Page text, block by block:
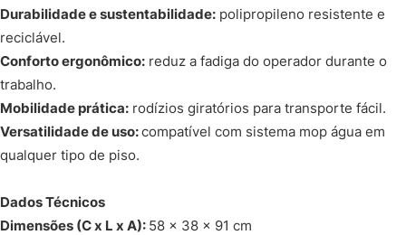
Durabilidade e sustentabilidade: polipropileno resistente e
reciclável.
Conforto ergonômico: reduz a fadiga do operador durante o
trabalho.
Mobilidade prática: rodízios giratórios para transporte fácil.
Versatilidade de uso:compatível com sistema mop água em
qualquer tipo de piso.
Dados Técnicos
Dimensões (C x L x A): 58 x 38 x 91 cm